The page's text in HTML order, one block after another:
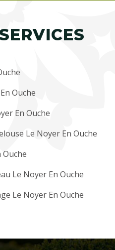
Ouche
En Ouche
Le Noyer En Ouche
Ouche
Le Noyer En Ouche
Le Noyer En Ouche